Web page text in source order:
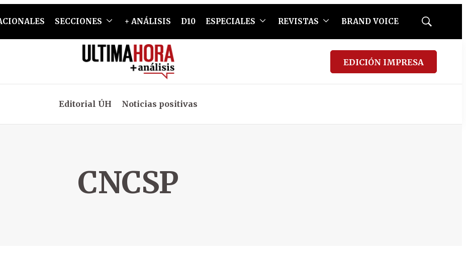
SECCIONES + ANÁLISIS D10 ESPECIALES REVISTAS BRAND VOICE
Mostrar
EDICIÓN IMPRESA
Editorial ÚH Noticias positivas
CNCSP